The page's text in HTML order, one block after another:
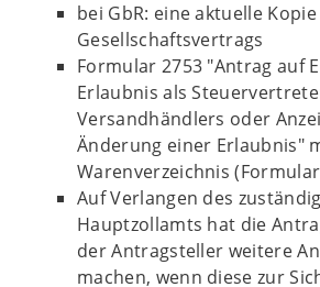
bei GbR: eine aktuelle
Gesellschaftsvertrags
Formular 2753 "Antrag auf
Erlaubnis als
Versandhändlers oder
Änderung einer Erlaubnis"
Warenverzeichnis
Auf Verlangen des
Hauptzollamts hat die
der Antragsteller weitere
machen, wenn diese zur